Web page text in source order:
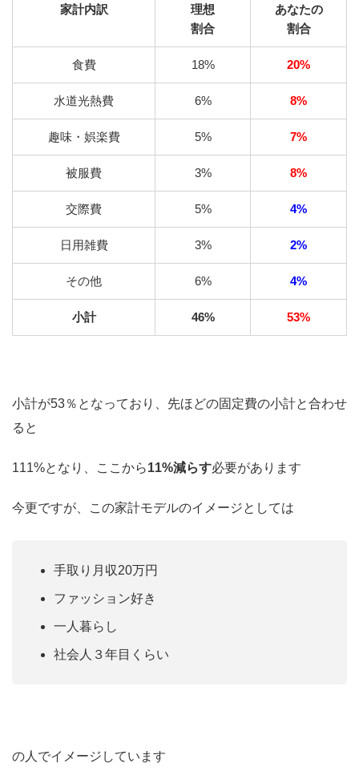
家計内訳
理想
割合
あなたの
割合
食費 18% 20%
水道光熱費 6% 8%
趣味・娯楽費 5% 7%
被服費 3% 8%
交際費 5% 4%
日用雑費 3% 2%
その他 6% 4%
小計 46% 53%
小計が53％となっており、先ほどの固定費の小計と合わせ
ると
111%となり、ここから11%減らす必要があります
今更ですが、この家計モデルのイメージとしては
手取り月収20万円
ファッション好き
一人暮らし
社会人３年目くらい
の人でイメージしています